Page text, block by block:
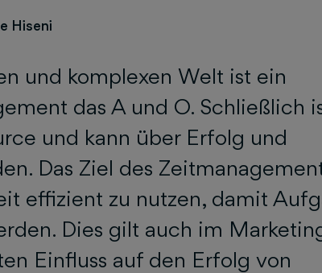
Hiseni
und komplexen Welt ist ein
das A und O. Schließlich
und kann über Erfolg und
Das Ziel des
effizient zu nutzen, damit
Dies gilt auch im
Einfluss auf den Erfolg von